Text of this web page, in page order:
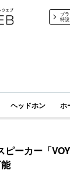
オ/ガジェット
ブ
特設
ヘッドホン ホ
ーカー「